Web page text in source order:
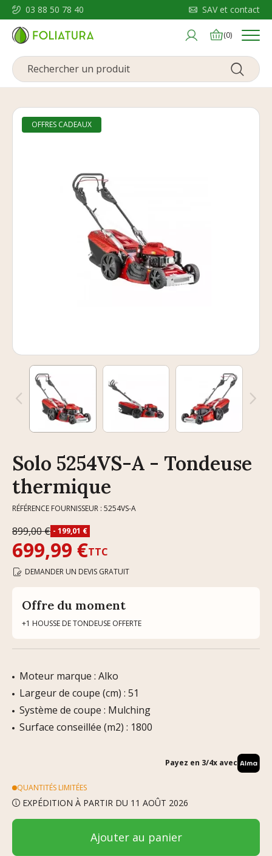
03 88 50 78 40 SAV et contact
(0) Menu
OFFRES CADEAUX
Solo 5254VS-A - Tondeuse
thermique
RÉFÉRENCE FOURNISSEUR : 5254VS-A
899,00 € - 199,01 €
699,99 €TTC
DEMANDER UN DEVIS GRATUIT
Offre du moment
+1 HOUSSE DE TONDEUSE OFFERTE
Moteur marque : Alko
Largeur de coupe (cm) : 51
Système de coupe : Mulching
Surface conseillée (m2) : 1800
Payez en 3/4x avec
QUANTITÉS LIMITÉES
EXPÉDITION À PARTIR DU 11 AOÛT 2026
Ajouter au panier